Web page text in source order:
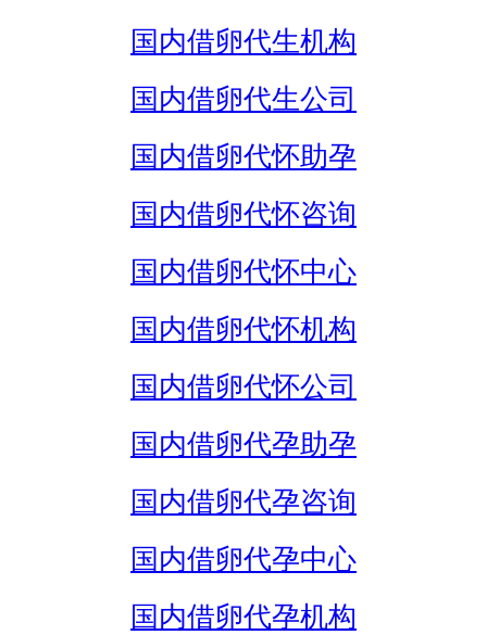
国内借卵代生机构
国内借卵代生公司
国内借卵代怀助孕
国内借卵代怀咨询
国内借卵代怀中心
国内借卵代怀机构
国内借卵代怀公司
国内借卵代孕助孕
国内借卵代孕咨询
国内借卵代孕中心
国内借卵代孕机构